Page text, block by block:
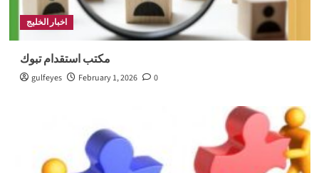
اخبار الخليج
مكتب استقدام تبوك
gulfeyes February 1, 2026 0